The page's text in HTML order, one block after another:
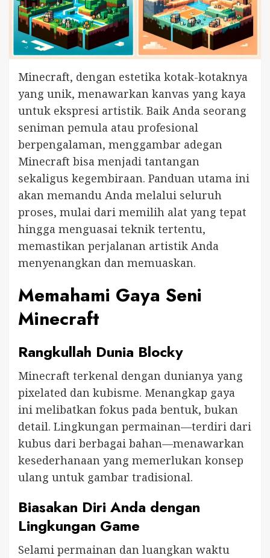
Minecraft, dengan estetika kotak-kotaknya
yang unik, menawarkan kanvas yang kaya
untuk ekspresi artistik. Baik Anda seorang
seniman pemula atau profesional
berpengalaman, menggambar adegan
Minecraft bisa menjadi tantangan
sekaligus kegembiraan. Panduan utama ini
akan memandu Anda melalui seluruh
proses, mulai dari memilih alat yang tepat
hingga menguasai teknik tertentu,
memastikan perjalanan artistik Anda
menyenangkan dan memuaskan.
Memahami Gaya Seni
Minecraft
Rangkullah Dunia Blocky
Minecraft terkenal dengan dunianya yang
pixelated dan kubisme. Menangkap gaya
ini melibatkan fokus pada bentuk, bukan
detail. Lingkungan permainan—terdiri dari
kubus dari berbagai bahan—menawarkan
kesederhanaan yang memerlukan konsep
ulang untuk gambar tradisional.
Biasakan Diri Anda dengan
Lingkungan Game
Selami permainan dan luangkan waktu